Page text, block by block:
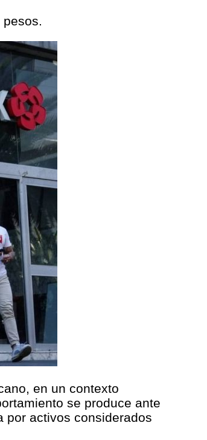
en un contexto
se produce ante
por activos considerados